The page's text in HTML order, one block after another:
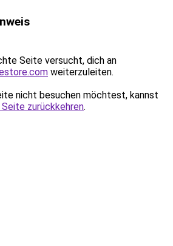
Seite versucht, dich an
weiterzuleiten.
nicht besuchen möchtest, kannst
zurückkehren.